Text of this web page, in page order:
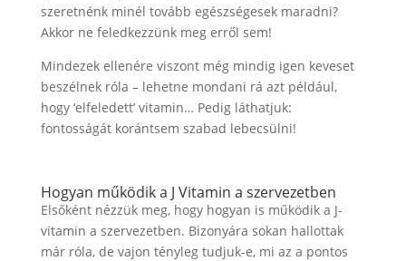
szeretnénk minél tovább egészségesek maradni?
Akkor ne feledkezzünk meg erről sem!
Mindezek ellenére viszont még mindig igen keveset
beszélnek róla – lehetne mondani rá azt például,
hogy ‘elfeledett’ vitamin… Pedig láthatjuk:
fontosságát korántsem szabad lebecsülni!
Hogyan működik a J Vitamin a szervezetben
Elsőként nézzük meg, hogy hogyan is működik a J-
vitamin a szervezetben. Bizonyára sokan hallottak
már róla, de vajon tényleg tudjuk-e, mi az a pontos